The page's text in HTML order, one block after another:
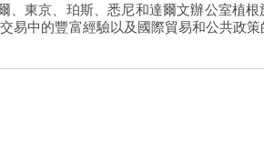
東京、珀斯、悉尼和達爾文辦公室植
易中的豐富經驗以及國際貿易和公共政